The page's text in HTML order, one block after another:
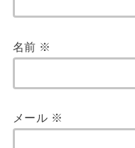
名前 ※
メール ※